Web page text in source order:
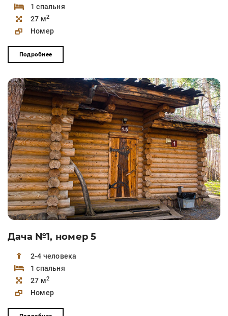
1 спальня
27 м2
Номер
Подробнее
Дача №1, номер 5
2-4 человека
1 спальня
27 м2
Номер